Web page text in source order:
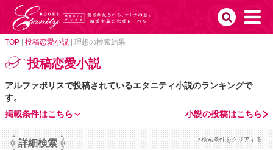
TOP 投稿恋愛小説 理想の検索結果
投稿恋愛小説
アルファポリスで投稿されているエタニティ小説のランキングで
す。
小説の投稿はこちら
掲載条件はこちら
詳細検索 ×検索条件をクリアする